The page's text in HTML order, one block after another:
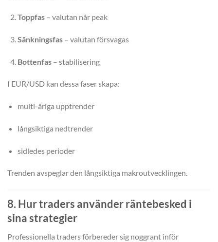
Toppfas– valutan når peak
Sänkningsfas– valutan försvagas
Bottenfas– stabilisering
I EUR/USD kan dessa faser skapa:
multi-åriga upptrender
långsiktiga nedtrender
sidledes perioder
Trenden avspeglar den långsiktiga makroutvecklingen.
8. Hur traders använder räntebesked i
sina strategier
Professionella traders förbereder sig noggrant inför